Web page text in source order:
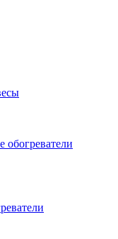
обогреватели